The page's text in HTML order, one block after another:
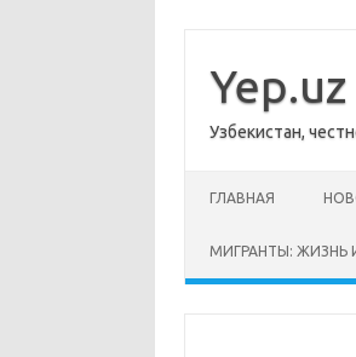
содержимому
Yep.uz
Узбекистан,
ГЛАВНАЯ
МИГРАНТЫ: ЖИЗНЬ